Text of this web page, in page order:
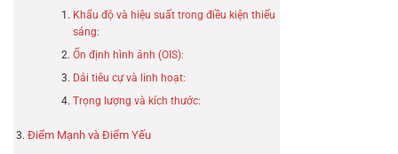
Khẩu độ và hiệu suất trong điều kiện thiếu
sáng:
Ổn định hình ảnh (OIS):
Dải tiêu cự và linh hoạt:
Trọng lượng và kích thước:
Điểm Mạnh và Điểm Yếu